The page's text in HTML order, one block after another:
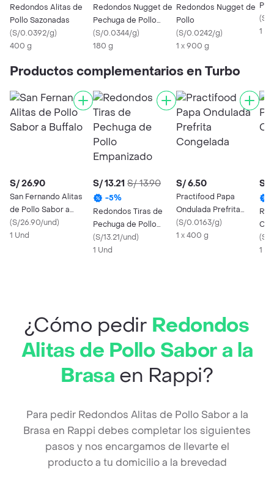
Redondos Alitas de
Pollo Sazonadas
(S/0.0392/g)
400 g
Redondos Nugget de
Pechuga de Pollo
Precocidos
(S/0.0344/g)
180 g
Redondos Nugget de
Pollo
(S/0.0242/g)
1 x 900 g
(S/
1 x
Productos complementarios en Turbo
S/ 26.90
San Fernando Alitas
de Pollo Sabor a
Buffalo
(S/26.90/und)
1 Und
S/ 13.21 S/ 13.90
-5%
Redondos Tiras de
Pechuga de Pollo
Empanizado
(S/13.21/und)
1 Und
S/ 6.50
Practifood Papa
Ondulada Prefrita
Congelada
(S/0.0163/g)
1 x 400 g
S/
(S/
1
¿Cómo pedir Redondos
Alitas de Pollo Sabor a la
Brasa en Rappi?
Para pedir Redondos Alitas de Pollo Sabor a la
Brasa en Rappi debes completar los siguientes
pasos y nos encargamos de llevarte el
producto a tu domicilio a la brevedad